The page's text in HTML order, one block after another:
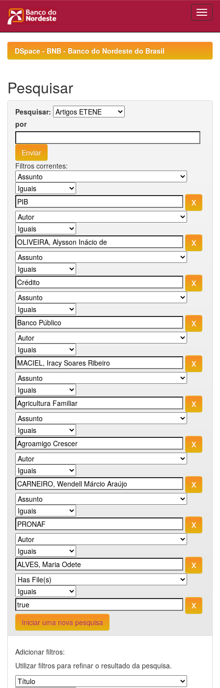
navigationDSpace - BNB - Banco do Nordeste do Brasil
Pesquisar
Pesquisar:
por
Filtros correntes:
Iniciar uma nova pesquisa
Adicionar filtros:
Utilizar filtros para refinar o resultado da pesquisa.